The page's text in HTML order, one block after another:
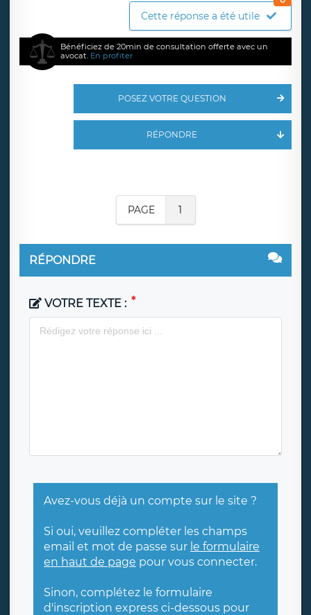
Cette réponse a été utile
Bénéficiez de 20min de consultation offerte avec un
avocat. En profiter
POSEZ VOTRE QUESTION
RÉPONDRE
PAGE 1
RÉPONDRE
VOTRE TEXTE :
Avez-vous déjà un compte sur le site ?
Si oui, veuillez compléter les champs
email et mot de passe sur le formulaire
en haut de page pour vous connecter.
Sinon, complétez le formulaire
d'inscription express ci-dessous pour